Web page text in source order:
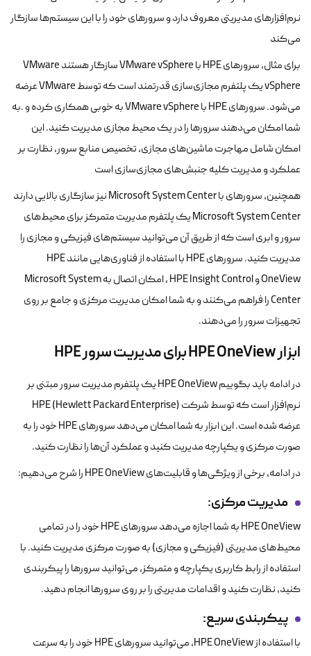
نرم‌افزارهای مدیریتی معروف دارد و سرورهای خود را با این سیستم‌ها سازگار
می‌کند
برای مثال، سرورهای HPE با VMware vSphere سازگار هستند VMware
vSphere یک پلتفرم مجازی‌سازی قدرتمند است که توسط VMware عرضه
می‌شود. سرورهای HPE با VMware vSphere به خوبی همکاری کرده و .به
شما امکان می‌دهند سرورها را در یک محیط مجازی مدیریت کنید. این
امکان شامل مهاجرت ماشین‌های مجازی، تخصیص منابع سرور، نظارت بر
عملکرد و مدیریت کلیه جنبش‌های مجازی‌سازی است
همچنین، سرورهای با Microsoft System Center نیز سازگاری بالایی دارند
Microsoft System Center یک پلتفرم مدیریت متمرکز برای محیط‌های
سرور و ابری است که از طریق آن می‌توانید سیستم‌های فیزیکی و مجازی را
مدیریت کنید. سرورهای HPE با استفاده از فناوری‌هایی مانند HPE
OneView و HPE Insight Control ، امکان اتصال به Microsoft System
Center را فراهم می‌کنند و به شما امکان مدیریت مرکزی و جامع بر روی
تجهیزات سرور را می‌دهند.
ابزار HPE OneView برای مدیریت سرور HPE
در ادامه باید بگوییم HPE OneView یک پلتفرم مدیریت سرور مبتنی بر
نرم‌افزار است که توسط شرکت HPE (Hewlett Packard Enterprise)
عرضه شده است. این ابزار به شما امکان می‌دهد سرورهای HPE خود را به
صورت مرکزی و یکپارچه مدیریت کنید و عملکرد آن‌ها را نظارت کنید.
در ادامه، برخی از ویژگی‌ها و قابلیت‌های HPE OneView را شرح می‌دهیم:
مدیریت مرکزی:
HPE OneView به شما اجازه می‌دهد سرورهای HPE خود را در تمامی
محیط‌های مدیریتی (فیزیکی و مجازی) به صورت مرکزی مدیریت کنید. با
استفاده از رابط کاربری یکپارچه و متمرکز، می‌توانید سرورها را پیکربندی
کنید، نظارت کنید و اقدامات مدیریتی را بر روی سرورها انجام دهید.
پیکربندی سریع:
با استفاده از HPE OneView، می‌توانید سرورهای HPE خود را به سرعت